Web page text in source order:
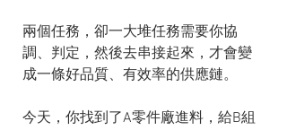
兩個任務，卻一大堆任務需要你協
調、判定，然後去串接起來，才會變
成一條好品質、有效率的供應鏈。
今天，你找到了A零件廠進料，給B組